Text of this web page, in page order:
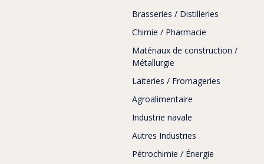
Brasseries / Distilleries
Chimie / Pharmacie
Matériaux de construction /
Métallurgie
Laiteries / Fromageries
Agroalimentaire
Industrie navale
Autres Industries
Pétrochimie / Énergie